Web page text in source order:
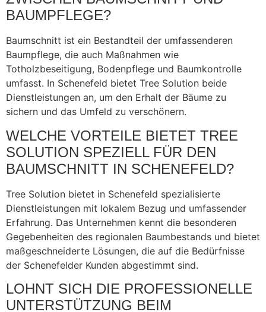
BAUMPFLEGE?
Baumschnitt ist ein Bestandteil der umfassenderen
Baumpflege, die auch Maßnahmen wie
Totholzbeseitigung, Bodenpflege und Baumkontrolle
umfasst. In Schenefeld bietet Tree Solution beide
Dienstleistungen an, um den Erhalt der Bäume zu
sichern und das Umfeld zu verschönern.
WELCHE VORTEILE BIETET TREE
SOLUTION SPEZIELL FÜR DEN
BAUMSCHNITT IN SCHENEFELD?
Tree Solution bietet in Schenefeld spezialisierte
Dienstleistungen mit lokalem Bezug und umfassender
Erfahrung. Das Unternehmen kennt die besonderen
Gegebenheiten des regionalen Baumbestands und bietet
maßgeschneiderte Lösungen, die auf die Bedürfnisse
der Schenefelder Kunden abgestimmt sind.
LOHNT SICH DIE PROFESSIONELLE
UNTERSTÜTZUNG BEIM